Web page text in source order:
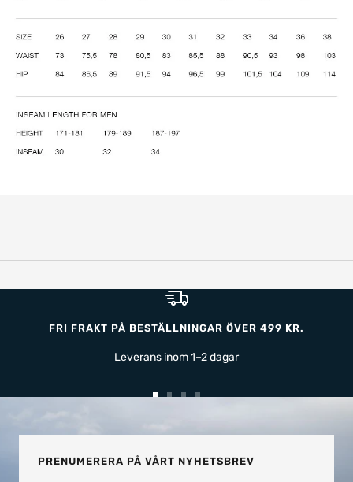
FRI FRAKT PÅ BESTÄLLNINGAR ÖVER 499 KR.
Leverans inom 1–2 dagar
1
2 3 4
PRENUMERERA PÅ VÅRT NYHETSBREV